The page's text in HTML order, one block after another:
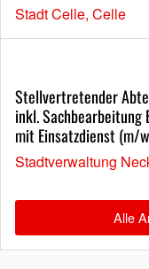
Stadt Celle, Celle
Stellvertretender
inkl. Sachbearbeitung
mit Einsatzdienst (m/
Stadtverwaltung
Alle